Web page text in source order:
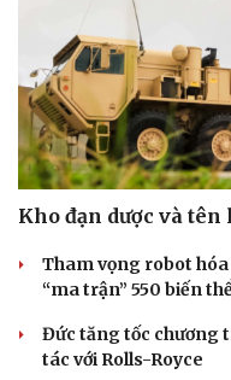
Kho đạn dược và
Tham vọng robot
“ma trận” 550 biến
Đức tăng tốc chương
tác với Rolls-Royce